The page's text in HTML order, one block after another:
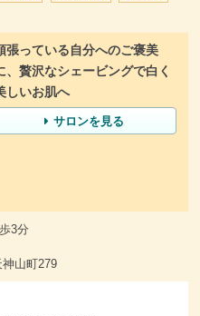
張っている自分へのご褒美
、贅沢なシェービングで白く
しいお肌へ
サロンを見る
3分
山町279